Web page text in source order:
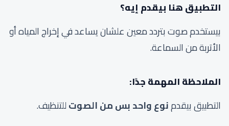
التطبيق هنا بيقدم إيه؟
بيستخدم صوت بتردد معين علشان يساعد في إخراج المياه أو
الأتربة من السماعة.
الملاحظة المهمة جدًا:
التطبيق بيقدمنوع واحد بس من الصوتللتنظيف.